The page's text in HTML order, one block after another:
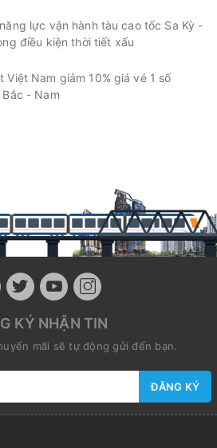
lực vận hành tàu cao tốc Sa Kỳ -
điều kiện thời tiết xấu
Việt Nam giảm 10% giá vé 1 số
- Nam
KÝ NHẬN TIN
mãi sẽ tự động gửi đến bạn.
ĐĂNG KÝ